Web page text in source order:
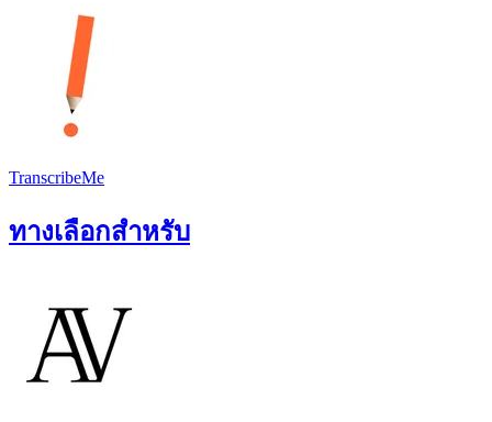
TranscribeMe
ทางเลือกสำหรับ